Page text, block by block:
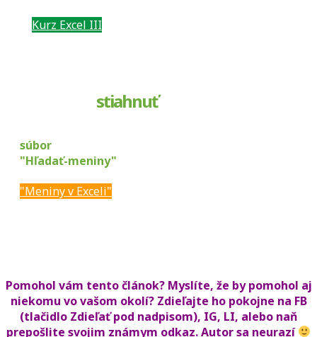
Kurz Excel III
stiahnuť
súbor
"Hľadať-meniny"
"Meniny v Exceli"
Pomohol vám tento článok? Myslíte, že by pomohol aj
niekomu vo vašom okolí? Zdieľajte ho pokojne na FB
(tlačidlo Zdieľať pod nadpisom), IG, LI, alebo naň
prepošlite svojim známym odkaz. Autor sa neurazí